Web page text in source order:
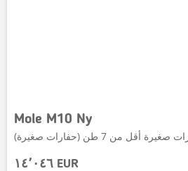
Mole M10 Ny
١٤٬٠٤٦ EUR